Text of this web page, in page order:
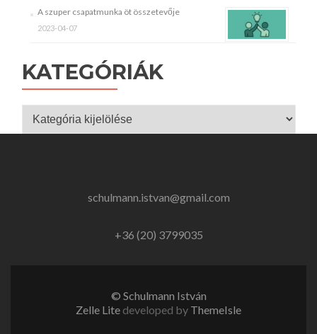
A szuper csapatmunka öt összetevője
2023-04-07
KATEGÓRIÁK
Kategóriák
schulmann.istvan@gmail.com
+36 (20) 3799035
© Schulmann István
Zelle Lite developed by ThemeIsle